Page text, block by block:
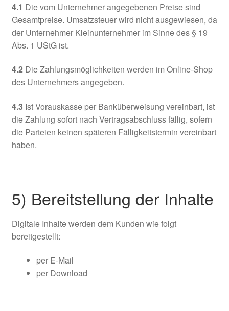
4.1 Die vom Unternehmer angegebenen Preise sind
Gesamtpreise. Umsatzsteuer wird nicht ausgewiesen, da
der Unternehmer Kleinunternehmer im Sinne des § 19
Abs. 1 UStG ist.
4.2Die Zahlungsmöglichkeiten werden im Online-Shop
des Unternehmers angegeben.
4.3Ist Vorauskasse per Banküberweisung vereinbart, ist
die Zahlung sofort nach Vertragsabschluss fällig, sofern
die Parteien keinen späteren Fälligkeitstermin vereinbart
haben.
5) Bereitstellung der Inhalte
Digitale Inhalte werden dem Kunden wie folgt
bereitgestellt:
per E-Mail
per Download